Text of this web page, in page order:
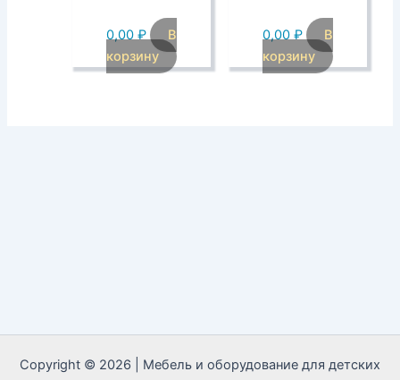
0,00 ₽
В
корзину
0,00 ₽
В
корзину
Copyright © 2026 | Мебель и оборудование для детских